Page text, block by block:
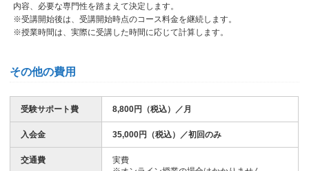
内容、必要な専門性を踏まえて決定します。
※受講開始後は、受講開始時点のコース料金を継続します。
※授業時間は、実際に受講した時間に応じて計算します。
その他の費用
受験サポート費 8,800円（税込）／月
入会金 35,000円（税込）／初回のみ
交通費
実費